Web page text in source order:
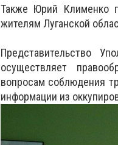
Также Юрий Клименко
жителям Луганской
Представительство
осуществляет
вопросам соблюдения
информации из